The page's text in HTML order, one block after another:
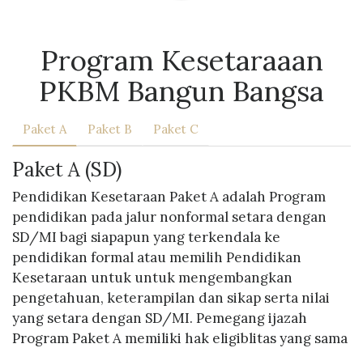
Program Kesetaraaan
PKBM Bangun Bangsa
Paket A Paket B Paket C
Paket A (SD)
Pendidikan Kesetaraan Paket A adalah Program
pendidikan pada jalur nonformal setara dengan
SD/MI bagi siapapun yang terkendala ke
pendidikan formal atau memilih Pendidikan
Kesetaraan untuk untuk mengembangkan
pengetahuan, keterampilan dan sikap serta nilai
yang setara dengan SD/MI. Pemegang ijazah
Program Paket A memiliki hak eligiblitas yang sama